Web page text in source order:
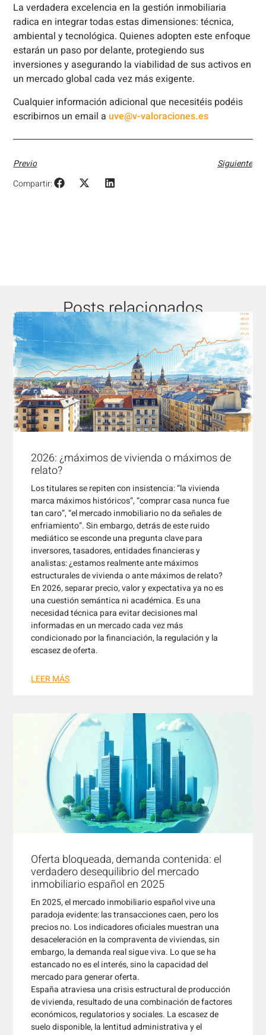
La verdadera excelencia en la gestión inmobiliaria
radica en integrar todas estas dimensiones: técnica,
ambiental y tecnológica. Quienes adopten este enfoque
estarán un paso por delante, protegiendo sus
inversiones y asegurando la viabilidad de sus activos en
un mercado global cada vez más exigente.
Cualquier información adicional que necesitéis podéis
escribirnos un email auve@v-valoraciones.es
Previo
Siguiente
Compartir:
Posts relacionados
2026: ¿máximos de vivienda o máximos de
relato?
Los titulares se repiten con insistencia: “la vivienda
marca máximos históricos”, “comprar casa nunca fue
tan caro”, “el mercado inmobiliario no da señales de
enfriamiento”. Sin embargo, detrás de este ruido
mediático se esconde una pregunta clave para
inversores, tasadores, entidades financieras y
analistas: ¿estamos realmente ante máximos
estructurales de vivienda o ante máximos de relato?
En 2026, separar precio, valor y expectativa ya no es
una cuestión semántica ni académica. Es una
necesidad técnica para evitar decisiones mal
informadas en un mercado cada vez más
condicionado por la financiación, la regulación y la
escasez de oferta.
LEER MÁS
Oferta bloqueada, demanda contenida: el
verdadero desequilibrio del mercado
inmobiliario español en 2025
En 2025, el mercado inmobiliario español vive una
paradoja evidente: las transacciones caen, pero los
precios no. Los indicadores oficiales muestran una
desaceleración en la compraventa de viviendas, sin
embargo, la demanda real sigue viva. Lo que se ha
estancado no es el interés, sino la capacidad del
mercado para generar oferta.
España atraviesa una crisis estructural de producción
de vivienda, resultado de una combinación de factores
económicos, regulatorios y sociales. La escasez de
suelo disponible, la lentitud administrativa y el